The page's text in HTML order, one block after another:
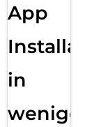
App
in
wenigen